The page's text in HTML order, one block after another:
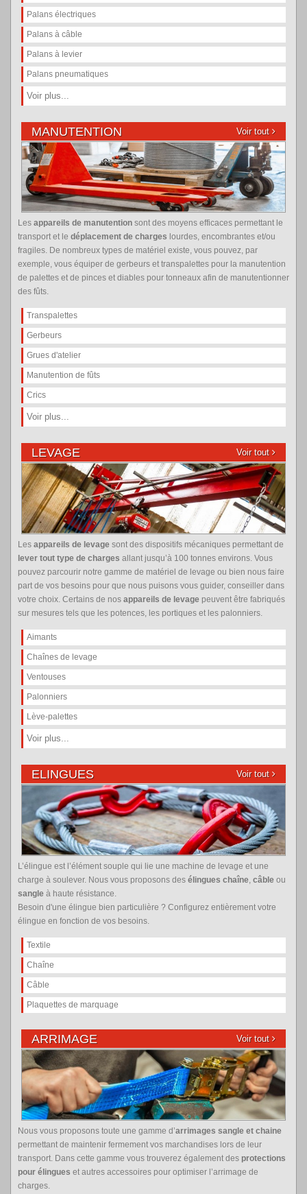
Palans électriques
Palans à câble
Palans à levier
Palans pneumatiques
Voir plus...
MANUTENTION Voir tout
Les appareils de manutention sont des moyens efficaces permettant le
transport et le déplacement de charges lourdes, encombrantes et/ou
fragiles. De nombreux types de matériel existe, vous pouvez, par
exemple, vous équiper de gerbeurs et transpalettes pour la manutention
de palettes et de pinces et diables pour tonneaux afin de manutentionner
des fûts.
Transpalettes
Gerbeurs
Grues d'atelier
Manutention de fûts
Crics
Voir plus...
LEVAGE Voir tout
Les appareils de levage sont des dispositifs mécaniques permettant de
lever tout type de charges allant jusqu’à 100 tonnes environs. Vous
pouvez parcourir notre gamme de matériel de levage ou bien nous faire
part de vos besoins pour que nous puisons vous guider, conseiller dans
votre choix. Certains de nos appareils de levage peuvent être fabriqués
sur mesures tels que les potences, les portiques et les palonniers.
Aimants
Chaînes de levage
Ventouses
Palonniers
Lève-palettes
Voir plus...
ELINGUES Voir tout
L’élingue est l’élément souple qui lie une machine de levage et une
charge à soulever. Nous vous proposons des élingues chaîne câble ou
sangle à haute résistance.
Besoin d'une élingue bien particulière ? Configurez entièrement votre
élingue en fonction de vos besoins.
Textile
Chaîne
Câble
Plaquettes de marquage
ARRIMAGE Voir tout
Nous vous proposons toute une gamme d’arrimages sangle et chaine
permettant de maintenir fermement vos marchandises lors de leur
transport. Dans cette gamme vous trouverez également des protections
pour élingues et autres accessoires pour optimiser l’arrimage de
charges.